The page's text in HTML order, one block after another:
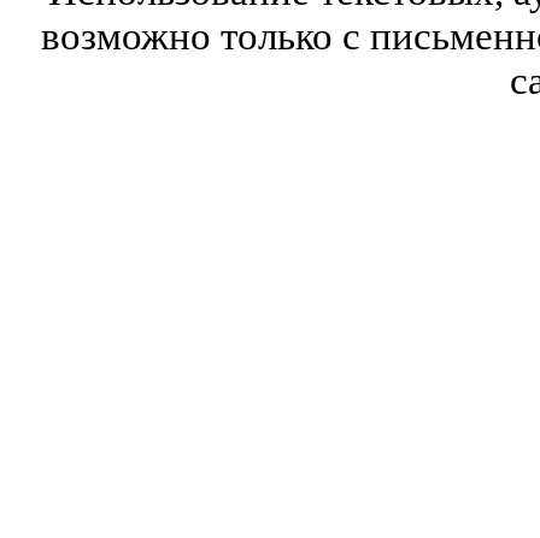
возможно только с